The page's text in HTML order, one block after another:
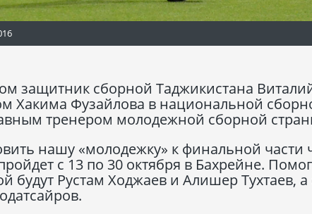
защитник сборной Таджикистана
Хакима Фузайлова в национальной
тренером молодежной сборной
нашу «молодежку» к финальной части
с 13 по 30 октября в Бахрейне.
будут Рустам Ходжаев и Алишер Тухтаев, а